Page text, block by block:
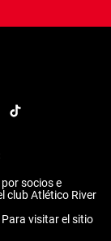
socios e
club Atlético River
visitar el sitio